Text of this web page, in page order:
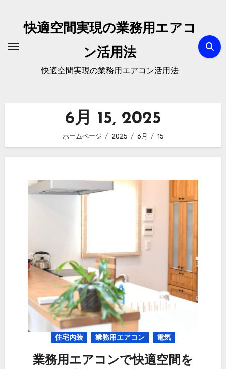
快適空間実現の業務用エアコ
ン活用法
快適空間実現の業務用エアコン活用法
6月 15, 2025
ホームページ 2025 6月 15
住宅内装 業務用エアコン 電気
業務用エアコンで快適空間を